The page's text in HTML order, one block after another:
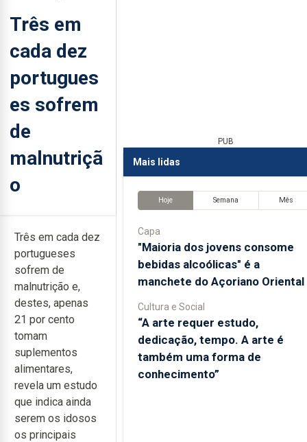
Três em
cada dez
portugues
es sofrem
de
malnutriçã
o
Três em cada dez
portugueses
sofrem de
malnutrição e,
destes, apenas
21 por cento
tomam
suplementos
alimentares,
revela um estudo
que indica ainda
serem os idosos
os principais
PUB
Mais lidas
Hoje Semana Mês
Capa
"Maioria dos jovens consome
bebidas alcoólicas" é a
manchete do Açoriano Oriental
Cultura e Social
“A arte requer estudo,
dedicação, tempo. A arte é
também uma forma de
conhecimento”